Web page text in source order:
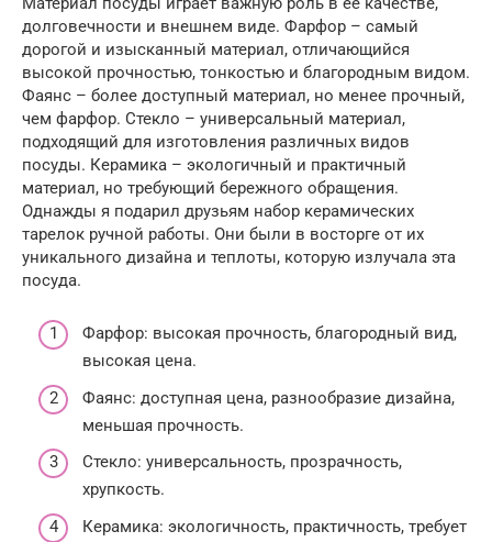
долговечности и внешнем виде. Фарфор – самый
дорогой и изысканный материал, отличающийся
высокой прочностью, тонкостью и благородным видом.
Фаянс – более доступный материал, но менее прочный,
чем фарфор. Стекло – универсальный материал,
подходящий для изготовления различных видов
посуды. Керамика – экологичный и практичный
материал, но требующий бережного обращения.
Однажды я подарил друзьям набор керамических
тарелок ручной работы. Они были в восторге от их
уникального дизайна и теплоты, которую излучала эта
посуда.
Фарфор: высокая прочность, благородный вид,
высокая цена.
Фаянс: доступная цена, разнообразие дизайна,
меньшая прочность.
Стекло: универсальность, прозрачность,
хрупкость.
Керамика: экологичность, практичность, требует